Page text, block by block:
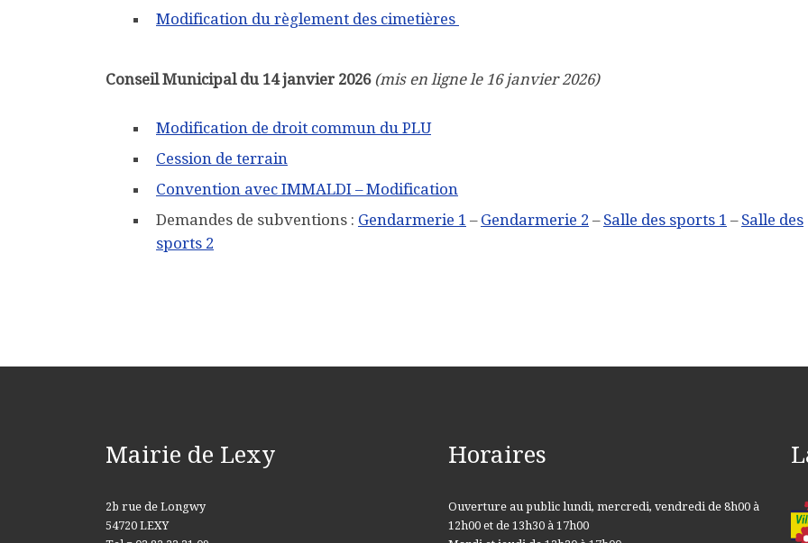
Modification du règlement des cimetières
Conseil Municipal du 14 janvier 2026 (mis en ligne le 16 janvier 2026)
Modification de droit commun du PLU
Cession de terrain
Convention avec IMMALDI – Modification
Demandes de subventions : Gendarmerie 1 – Gendarmerie 2 – Salle des sports 1 – Salle des
sports 2
Mairie de Lexy
2b rue de Longwy
54720 LEXY
Horaires
Ouverture au public lundi, mercredi, vendredi de 8h00 à
12h00 et de 13h30 à 17h00